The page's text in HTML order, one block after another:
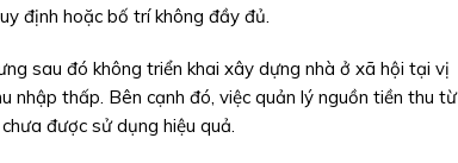
định hoặc bố trí không đầy đủ.
sau đó không triển khai xây dựng nhà ở xã hội tại vị
nhập thấp. Bên cạnh đó, việc quản lý nguồn tiền thu từ
được sử dụng hiệu quả.